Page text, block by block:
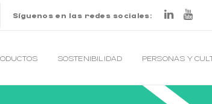
Síguenos en las redes sociales:
SOSTENIBILIDAD PERSONAS Y